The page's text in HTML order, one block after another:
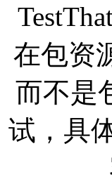
在包资
而不是
试，具